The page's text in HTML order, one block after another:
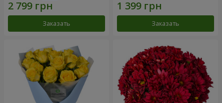
Заказать Заказать